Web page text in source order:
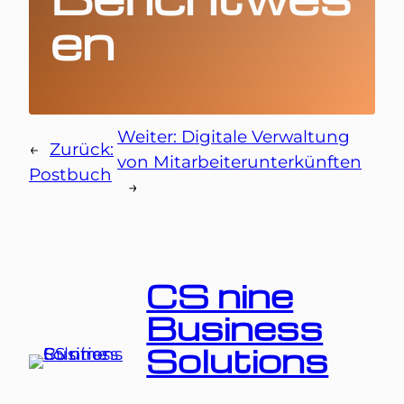
en
← Zurück:
Postbuch
Weiter: Digitale Verwaltung
von Mitarbeiterunterkünften
→
CS nine
Business
Solutions